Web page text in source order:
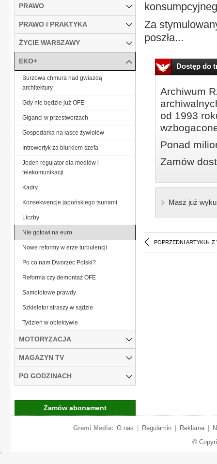
Za
poszła...
Dostęp do
Archiwum
od 1993
Ponad
Zamów
Masz już
POPRZEDNI ARTYKUŁ Z
PRAWO
PRAWO I PRAKTYKA
ŻYCIE WARSZAWY
EKO+
Burzowa chmura nad gwiazdą
architektury
Gdy nie będzie już OFE
Giganci w przestworzach
Gospodarka na łasce żywiołów
Introwertyk za biurkiem szefa
Jeden regulator dla mediów i
telekomunikacji
Kadry
Konsekwencje japońskiego tsunami
Liczby
Nie gotowi na euro
Nowe reformy w erze turbulencji
Po co nam Dworzec Polski?
Reforma czy demontaż OFE
Samolotowe prawdy
Szkieletor straszy w sądzie
Tydzień w obiektywie
MOTORYZACJA
MAGAZYN TV
PO GODZINACH
Zamów abonament
Gremi Media: O nas Regulamin Reklama
©